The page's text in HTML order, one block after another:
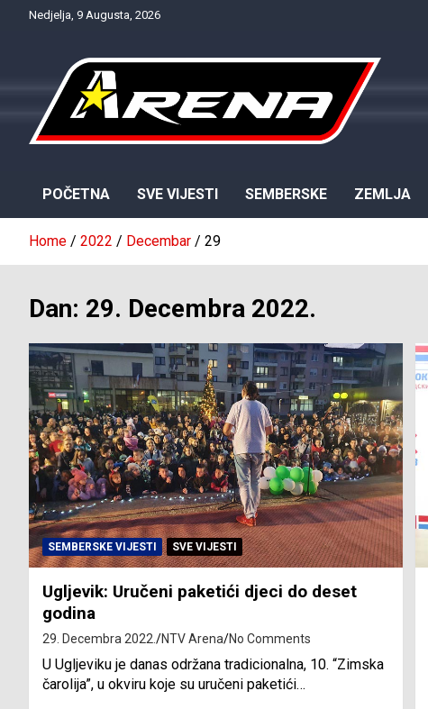
Nedjelja, 9 Augusta, 2026
POČETNA SVE VIJESTI SEMBERSKE ZEMLJA
Home 2022 Decembar 29
Dan: 29. Decembra 2022.
SEMBERSKE VIJESTI SVE VIJESTI
Ugljevik: Uručeni paketići djeci do deset
godina
29. Decembra 2022. NTV Arena No Comments
U Ugljeviku je danas održana tradicionalna, 10. “Zimska
čarolija”, u okviru koje su uručeni paketići…